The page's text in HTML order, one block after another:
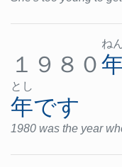
１９８０
ね
とし
年です
1980 was the year